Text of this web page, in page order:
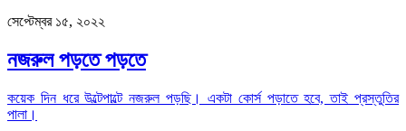
সেপ্টেম্বর ১৫, ২০২২
নজরুল পড়তে পড়তে
কয়েক দিন ধরে উল্টেপাল্টে নজরুল পড়ছি। একটা কোর্স পড়াতে হবে, তাই প্রস্তুতির
পালা।